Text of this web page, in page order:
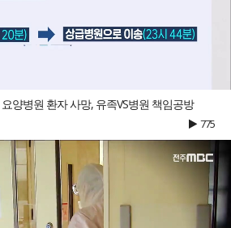
양병원 환자 사망, 유족VS병원 책임공방
775